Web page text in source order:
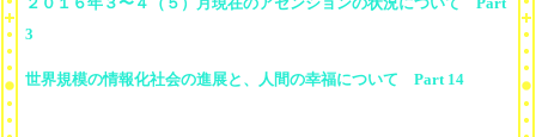
3
世界規模の情報化社会の進展と、人間の幸福について Part 14